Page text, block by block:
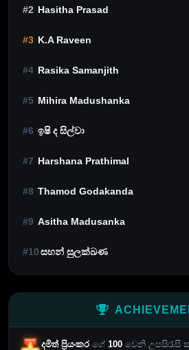
#2 Hasitha Prasad
#3 K.A Raveen
#4 Rasika Samanjith
#5 Mihira Madushanka
#6 ඉෂි ද සිල්වා
#7 Harshana Prathimal
#8 Thamod Godakanda
#9 Asitha Madusanka
#10සහන් සුලක්ඛණ
දමිත් ප්‍රියංකර ගේ 100 වෙනි උපසිරැසි